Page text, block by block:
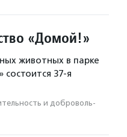
«Домой!»
животных в парке
состоится 37-я
и доброволь­